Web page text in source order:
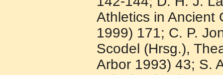
Athletics in Ancient
1999) 171; C. P.
Scodel (Hrsg.),
Arbor 1993) 43; S.